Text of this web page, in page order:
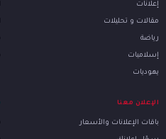
إعلانات
مقالات و تحليلات
رياضة
إسلاميات
يهوديات
الإعلان معنا
باقات الإعلانات والأسعار